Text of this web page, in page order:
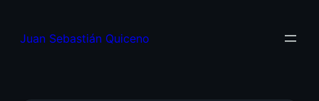
Juan Sebastián Quiceno